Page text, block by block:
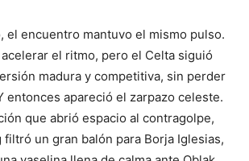
el encuentro mantuvo el mismo pulso.
el ritmo, pero el Celta siguió
madura y competitiva, sin perder
entonces apareció el zarpazo celeste.
que abrió espacio al contragolpe,
un gran balón para Borja Iglesias,